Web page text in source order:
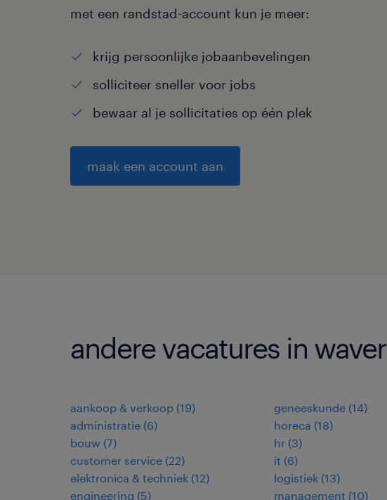
met een randstad-account kun je meer:
krijg persoonlijke jobaanbevelingen
solliciteer sneller voor jobs
bewaar al je sollicitaties op één plek
maak een account aan
andere vacatures in waver
aankoop & verkoop (19)
administratie (6)
bouw (7)
customer service (22)
elektronica & techniek (12)
engineering (5)
geneeskunde (14)
horeca (18)
hr (3)
it (6)
logistiek (13)
management (10)